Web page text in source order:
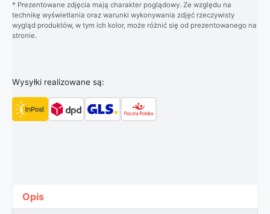
* Prezentowane zdjęcia mają charakter poglądowy. Ze względu na
technikę wyświetlania oraz warunki wykonywania zdjęć rzeczywisty
wygląd produktów, w tym ich kolor, może różnić się od prezentowanego na
stronie.
Wysyłki realizowane są:
Opis